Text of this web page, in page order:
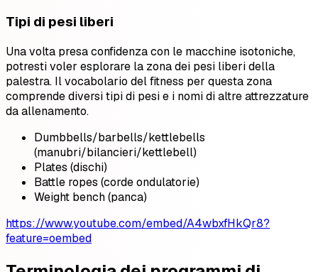
Tipi di pesi liberi
Una volta presa confidenza con le macchine isotoniche,
potresti voler esplorare la zona dei pesi liberi della
palestra. Il vocabolario del fitness per questa zona
comprende diversi tipi di pesi e i nomi di altre attrezzature
da allenamento.
Dumbbells/barbells/kettlebells
(manubri/bilancieri/kettlebell)
Plates (dischi)
Battle ropes (corde ondulatorie)
Weight bench (panca)
https://www.youtube.com/embed/A4wbxfHkQr8?
feature=oembed